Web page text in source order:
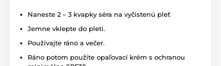
Naneste 2 – 3 kvapky séra na vyčistenú pleť
Jemne vklepte do pleti.
Používajte ráno a večer.
Ráno potom použite opaľovací krém s ochranou